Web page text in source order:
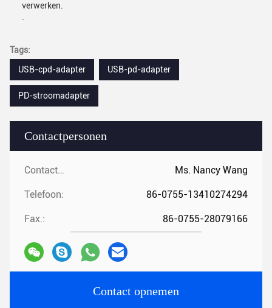
Contactpersonen
Contactpersonen: Ms. Nancy Wang
Telefoon: 86-0755-13410274294
Fax.: 86-0755-28079166
Contact opnemen
verwerken.
Tags:
USB-cpd-adapter
USB-pd-adapter
PD-stroomadapter